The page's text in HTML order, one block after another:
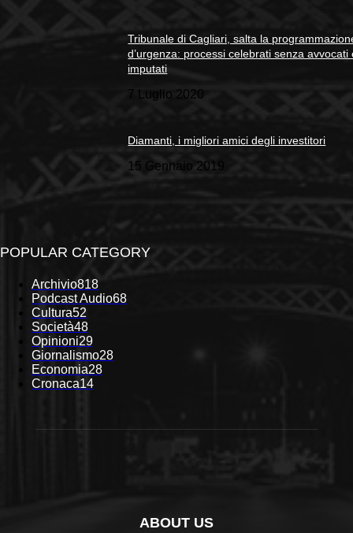
Tribunale di Cagliari, salta la
d’urgenza: processi celebrati senza avvocati
imputati
7 Luglio 2020
Diamanti, i migliori amici degli investitori
15 Gennaio 2019
POPULAR CATEGORY
Archivio818
Podcast Audio68
Cultura52
Società48
Opinioni29
Giornalismo28
Economia28
Cronaca14
ABOUT US